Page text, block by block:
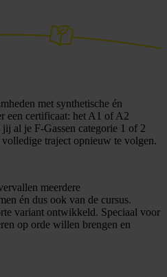
met synthetische én
een certificaat: het A1 of A2
al je F-Gassen categorie 1 of 2
traject opnieuw te volgen.
meerdere
én dus ook van de cursus.
variant ontwikkeld. Speciaal voor
op orde willen brengen en